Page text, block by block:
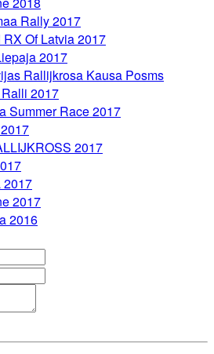
Rally 2017
Of Latvia 2017
2017
Rallijkrosa Kausa Posms
2017
Summer Race 2017
2017
2017
2017
2016